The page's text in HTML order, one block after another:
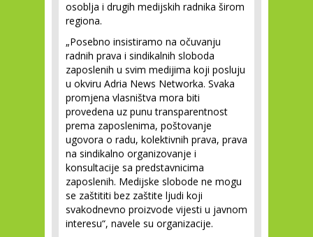
osoblja i drugih medijskih radnika širom
regiona.
„Posebno insistiramo na očuvanju
radnih prava i sindikalnih sloboda
zaposlenih u svim medijima koji posluju
u okviru Adria News Networka. Svaka
promjena vlasništva mora biti
provedena uz punu transparentnost
prema zaposlenima, poštovanje
ugovora o radu, kolektivnih prava, prava
na sindikalno organizovanje i
konsultacije sa predstavnicima
zaposlenih. Medijske slobode ne mogu
se zaštititi bez zaštite ljudi koji
svakodnevno proizvode vijesti u javnom
interesu“, navele su organizacije.